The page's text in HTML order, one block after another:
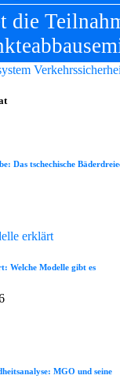
die
Das tschechische
Welche Modelle gibt es
MGO und seine